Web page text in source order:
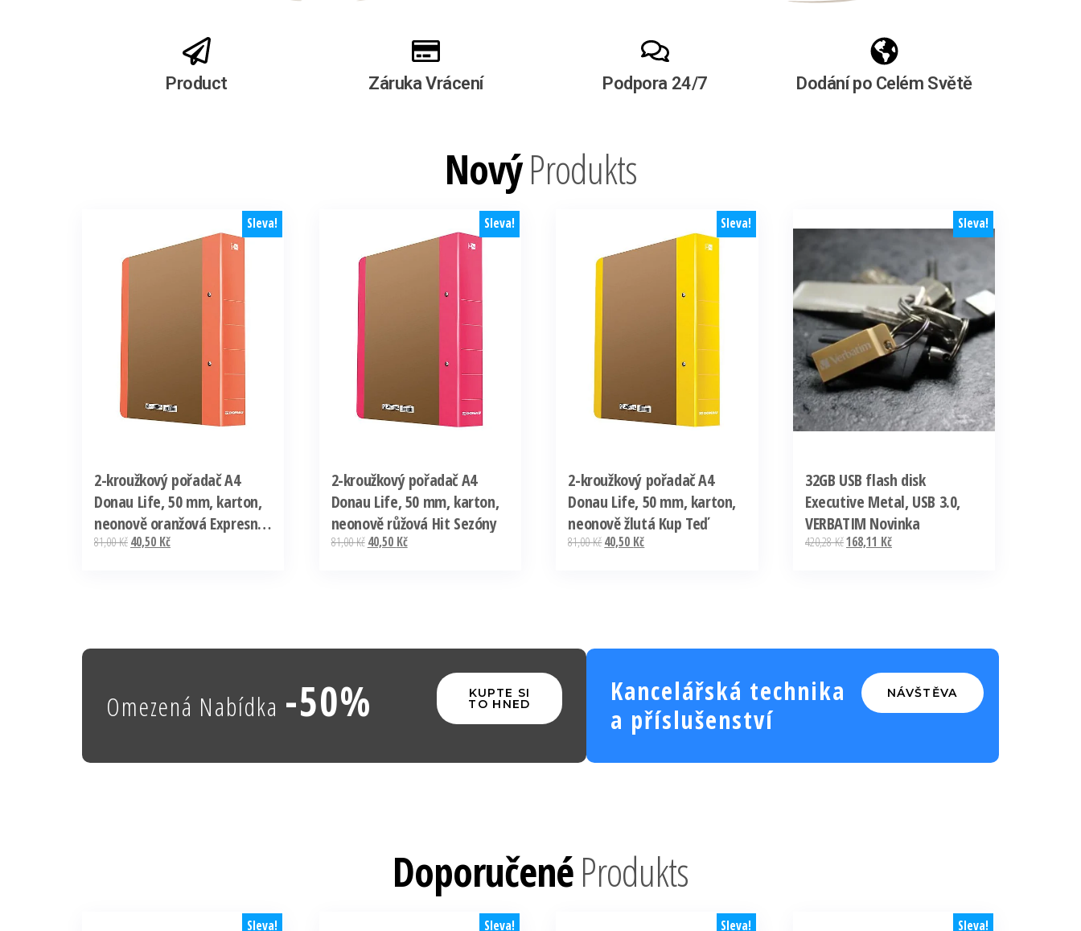
Product Záruka Vrácení Podpora 24/7 Dodání po Celém Světě
NovýProdukts
Sleva!
2-kroužkový pořadač A4
Donau Life, 50 mm, karton,
neonově oranžová Expresní
Doručení
81,00Kč40,50 Kč
Sleva!
2-kroužkový pořadač A4
Donau Life, 50 mm, karton,
neonově růžová Hit Sezóny
81,00Kč 40,50 Kč
Sleva!
2-kroužkový pořadač A4
Donau Life, 50 mm, karton,
neonově žlutá Kup Teď
81,00Kč40,50 Kč
Sleva!
32GB USB flash disk
Executive Metal, USB 3.0,
VERBATIM Novinka
420,28Kč168,11 Kč
Omezená Nabídka -50% KUPTE SI
TO HNED
Kancelářská technika
a příslušenství
NÁVŠTĚVA
DoporučenéProdukts
Sleva! Sleva! Sleva! Sleva!